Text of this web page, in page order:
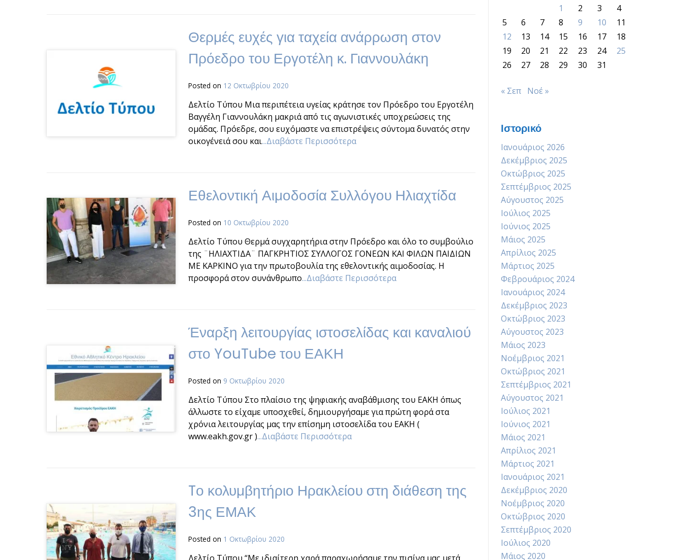
Θερμές ευχές για ταχεία ανάρρωση στον
Πρόεδρο του Εργοτέλη κ. Γιαννουλάκη
Posted on 12 Οκτωβρίου 2020
Δελτίο Τύπου Μια περιπέτεια υγείας κράτησε τον Πρόεδρο του Εργοτέλη
Βαγγέλη Γιαννουλάκη μακριά από τις αγωνιστικές υποχρεώσεις της
ομάδας. Πρόεδρε, σου ευχόμαστε να επιστρέψεις σύντομα δυνατός στην
οικογένειά σου και...Διαβάστε Περισσότερα
Εθελοντική Αιμοδοσία Συλλόγου Ηλιαχτίδα
Posted on 10 Οκτωβρίου 2020
Δελτίο Τύπου Θερμά συγχαρητήρια στην Πρόεδρο και όλο το συμβούλιο
της ¨ΗΛΙΑΧΤΙΔΑ¨ ΠΑΓΚΡΗΤΙΟΣ ΣΥΛΛΟΓΟΣ ΓΟΝΕΩΝ ΚΑΙ ΦΙΛΩΝ ΠΑΙΔΙΩΝ
ΜΕ ΚΑΡΚΙΝΟ για την πρωτοβουλία της εθελοντικής αιμοδοσίας. Η
προσφορά στον συνάνθρωπο...Διαβάστε Περισσότερα
Έναρξη λειτουργίας ιστοσελίδας και καναλιού
στο YouTube του ΕΑΚΗ
Posted on 9 Οκτωβρίου 2020
Δελτίο Τύπου Στο πλαίσιο της ψηφιακής αναβάθμισης του ΕΑΚΗ όπως
άλλωστε το είχαμε υποσχεθεί, δημιουργήσαμε για πρώτη φορά στα
χρόνια λειτουργίας μας την επίσημη ιστοσελίδα του ΕΑΚΗ (
www.eakh.gov.gr )...Διαβάστε Περισσότερα
Tο κολυμβητήριο Ηρακλείου στη διάθεση της
3ης ΕΜΑΚ
Posted on 1 Οκτωβρίου 2020
1
2 3
4
5
6 7 8 9 10
11
12
13 14 15 16 17
18
19
20 21 22 23 24
25
26
27 28 29 30 31
« Σεπ Νοέ »
Ιστορικό
Ιανουάριος 2026
Δεκέμβριος 2025
Οκτώβριος 2025
Σεπτέμβριος 2025
Αύγουστος 2025
Ιούλιος 2025
Ιούνιος 2025
Μάιος 2025
Απρίλιος 2025
Μάρτιος 2025
Φεβρουάριος 2024
Ιανουάριος 2024
Δεκέμβριος 2023
Οκτώβριος 2023
Αύγουστος 2023
Μάιος 2023
Νοέμβριος 2021
Οκτώβριος 2021
Σεπτέμβριος 2021
Αύγουστος 2021
Ιούλιος 2021
Ιούνιος 2021
Μάιος 2021
Απρίλιος 2021
Μάρτιος 2021
Ιανουάριος 2021
Δεκέμβριος 2020
Νοέμβριος 2020
Οκτώβριος 2020
Σεπτέμβριος 2020
Ιούλιος 2020
Μάιος 2020